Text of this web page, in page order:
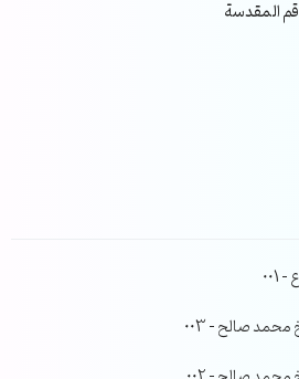
قم المقدسة
صالح – 003